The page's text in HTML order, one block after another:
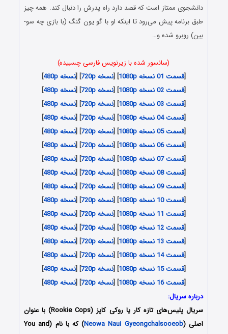
دانشجوی ممتاز است که قصد دارد راه پدرش را دنبال کند. همه چیز
طبق برنامه پیش می‌رود تا اینکه او با گو یون گنگ (با بازی چه سو-
بین) روبرو شده و…
(سانسور شده با زیرنویس فارسی چسبیده)
[قسمت 01 نسخه 1080p ] [نسخه 720p ] [نسخه 480p
]
[قسمت 02 نسخه 1080p ] [نسخه 720p ] [نسخه 480p
]
[قسمت 03 نسخه 1080p ] [نسخه 720p ] [نسخه 480p
]
[قسمت 04 نسخه 1080p ] [نسخه 720p ] [نسخه 480p
]
[قسمت 05 نسخه 1080p ] [نسخه 720p ] [نسخه 480p
]
[قسمت 06 نسخه 1080p ] [نسخه 720p ] [نسخه 480p
]
[قسمت 07 نسخه 1080p ] [نسخه 720p ] [نسخه 480p
]
[قسمت 08 نسخه 1080p ] [نسخه 720p ] [نسخه 480p
]
[قسمت 09 نسخه 1080p ] [نسخه 720p ] [نسخه 480p
]
[قسمت 10 نسخه 1080p ] [نسخه 720p ] [نسخه 480p
]
[قسمت 11 نسخه 1080p ] [نسخه 720p ] [نسخه 480p
]
[قسمت 12 نسخه 1080p ] [نسخه 720p ] [نسخه 480p
]
[قسمت 13 نسخه 1080p ] [نسخه 720p ] [نسخه 480p
]
[قسمت 14 نسخه 1080p ] [نسخه 720p ] [نسخه 480p
]
[قسمت 15 نسخه 1080p ] [نسخه 720p ] [نسخه 480p
]
[قسمت 16 نسخه 1080p ] [نسخه 720p ] [نسخه 480p
]
درباره سریال:
سریال پلیس‌های تازه کار یا روکی کاپز (Rookie Cops) با عنوان
اصلی (Neowa Naui Gyeongchalsooeob
) که با نام (You and